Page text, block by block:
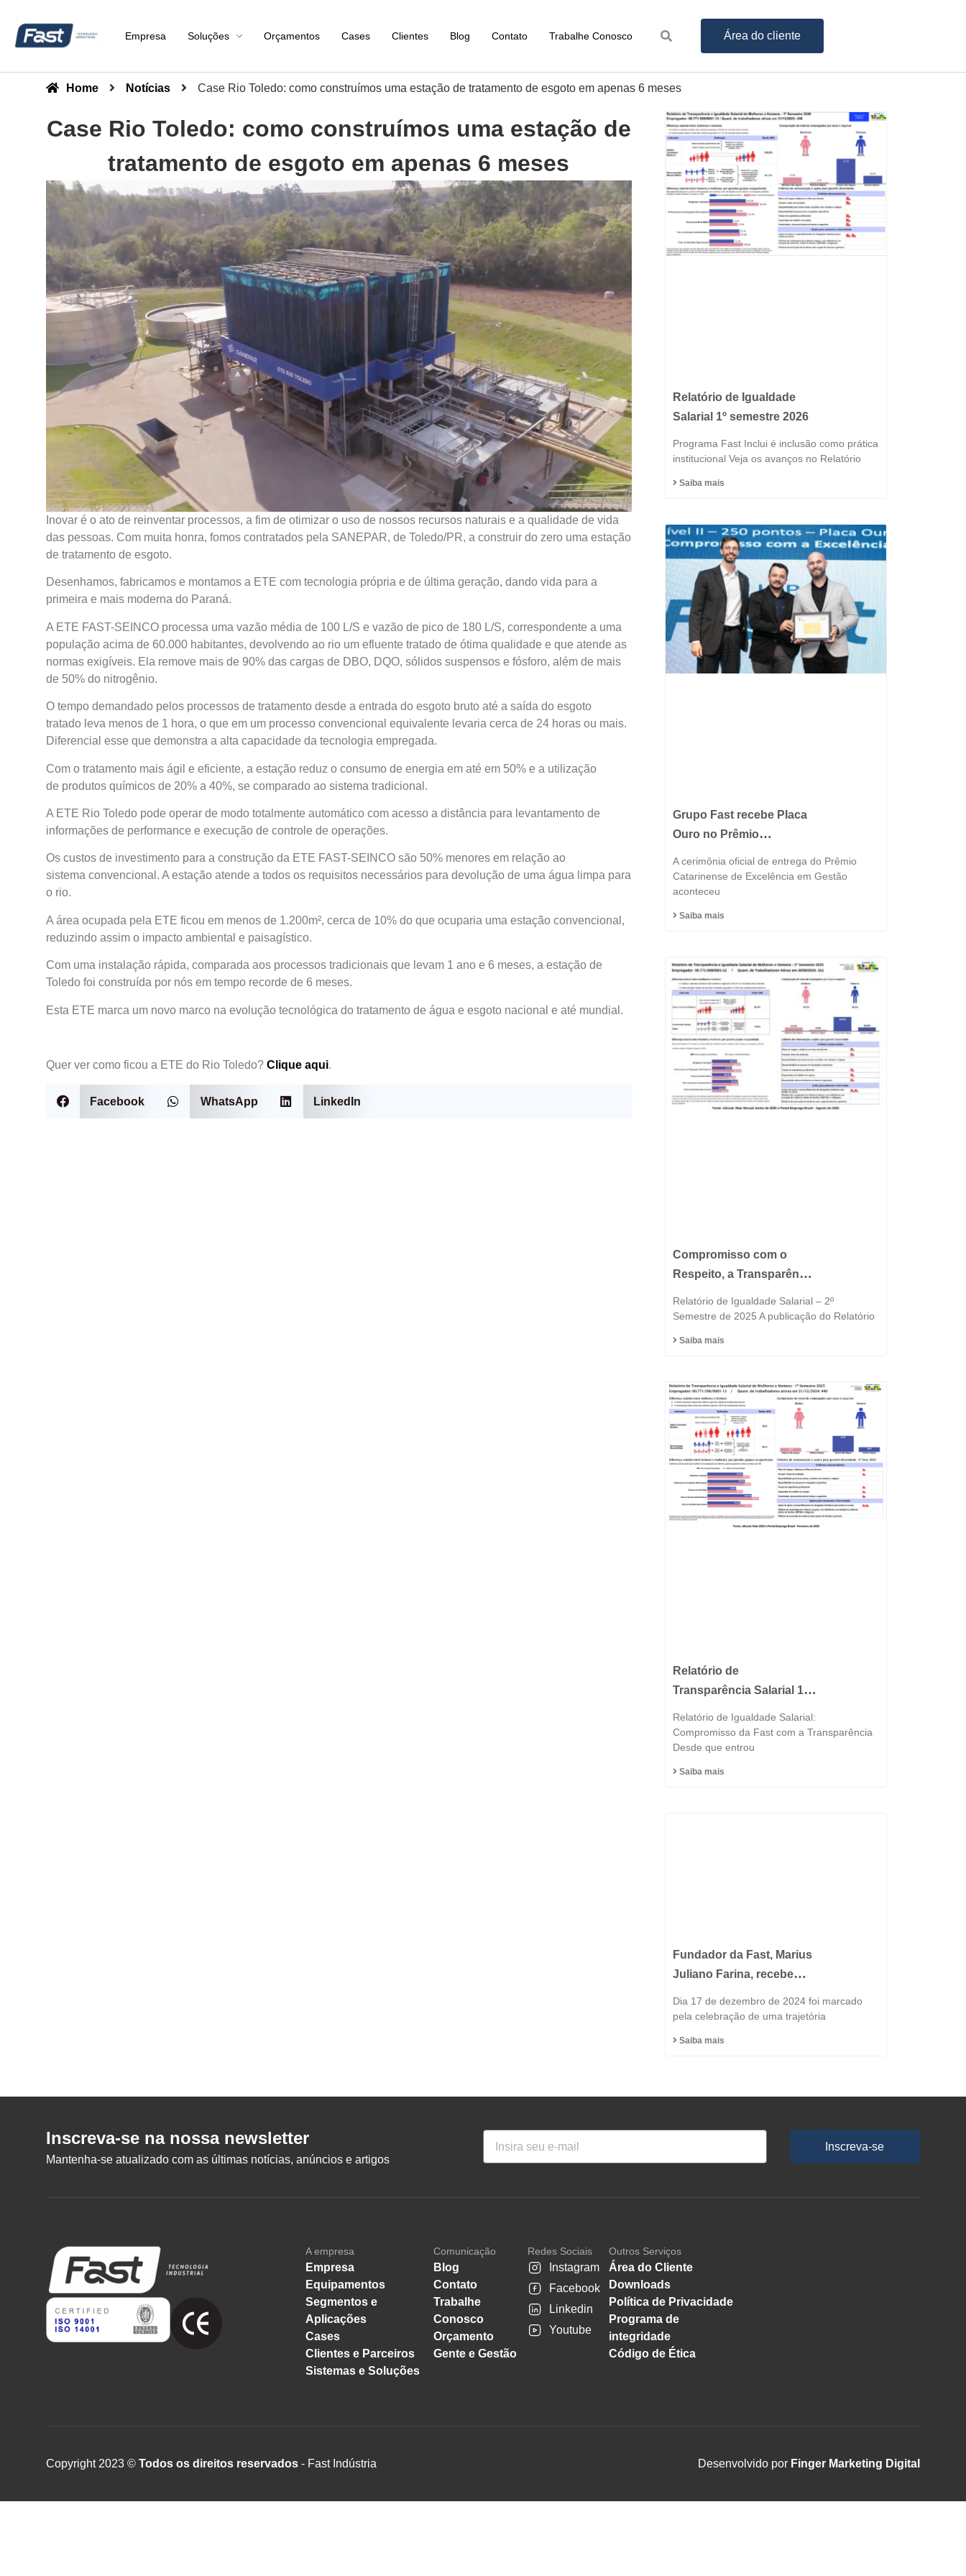
Empresa Soluções Orçamentos Cases Clientes Blog Contato Trabalhe Conosco Área do cliente
Home Notícias Case Rio Toledo: como construímos uma estação de tratamento de esgoto em apenas 6 meses
Case Rio Toledo: como construímos uma estação de
tratamento de esgoto em apenas 6 meses
Inovar é o ato de reinventar processos, a fim de otimizar o uso de nossos recursos naturais e a qualidade de vida
das pessoas. Com muita honra, fomos contratados pela SANEPAR, de Toledo/PR, a construir do zero uma estação
de tratamento de esgoto.
Desenhamos, fabricamos e montamos a ETE com tecnologia própria e de última geração, dando vida para a
primeira e mais moderna do Paraná.
A ETE FAST-SEINCO processa uma vazão média de 100 L/S e vazão de pico de 180 L/S, correspondente a uma
população acima de 60.000 habitantes, devolvendo ao rio um efluente tratado de ótima qualidade e que atende as
normas exigíveis. Ela remove mais de 90% das cargas de DBO, DQO, sólidos suspensos e fósforo, além de mais
de 50% do nitrogênio.
O tempo demandado pelos processos de tratamento desde a entrada do esgoto bruto até a saída do esgoto
tratado leva menos de 1 hora, o que em um processo convencional equivalente levaria cerca de 24 horas ou mais.
Diferencial esse que demonstra a alta capacidade da tecnologia empregada.
Com o tratamento mais ágil e eficiente, a estação reduz o consumo de energia em até em 50% e a utilização
de produtos químicos de 20% a 40%, se comparado ao sistema tradicional.
A ETE Rio Toledo pode operar de modo totalmente automático com acesso a distância para levantamento de
informações de performance e execução de controle de operações.
Os custos de investimento para a construção da ETE FAST-SEINCO são 50% menores em relação ao
sistema convencional. A estação atende a todos os requisitos necessários para devolução de uma água limpa para
o rio.
A área ocupada pela ETE ficou em menos de 1.200m², cerca de 10% do que ocuparia uma estação convencional,
reduzindo assim o impacto ambiental e paisagístico.
Com uma instalação rápida, comparada aos processos tradicionais que levam 1 ano e 6 meses, a estação de
Toledo foi construída por nós em tempo recorde de 6 meses.
Esta ETE marca um novo marco na evolução tecnológica do tratamento de água e esgoto nacional e até mundial.
Quer ver como ficou a ETE do Rio Toledo? Clique aqui.
Facebook WhatsApp LinkedIn
Relatório de Igualdade
Salarial 1º semestre 2026
Programa Fast Inclui é inclusão como prática
institucional Veja os avanços no Relatório
Saiba mais
Grupo Fast recebe Placa
Ouro no Prêmio
Excelência 2025 e
consolida posição entre
as indústrias mais
A cerimônia oficial de entrega do Prêmio
Catarinense de Excelência em Gestão
aconteceu
Saiba mais
Compromisso com o
Respeito, a Transparência
DNA do Grupo Fast
Relatório de Igualdade Salarial – 2º
Semestre de 2025 A publicação do Relatório
Saiba mais
Relatório de
Transparência Salarial 1º
Relatório de Igualdade Salarial:
Compromisso da Fast com a Transparência
Desde que entrou
Saiba mais
Fundador da Fast, Marius
Juliano Farina, recebe
Honorário do Município
Dia 17 de dezembro de 2024 foi marcado
pela celebração de uma trajetória
Saiba mais
Inscreva-se na nossa newsletter
Mantenha-se atualizado com as últimas notícias, anúncios e artigos
Inscreva-se
A empresa
Empresa
Equipamentos
Segmentos e
Aplicações
Cases
Clientes e Parceiros
Sistemas e Soluções
Comunicação
Blog
Contato
Trabalhe
Conosco
Orçamento
Gente e Gestão
Redes Sociais
Instagram
Facebook
Linkedin
Youtube
Outros Serviços
Área do Cliente
Downloads
Política de Privacidade
Programa de
integridade
Código de Ética
Copyright 2023 © Todos os direitos reservados - Fast Indústria Desenvolvido por Finger Marketing Digital